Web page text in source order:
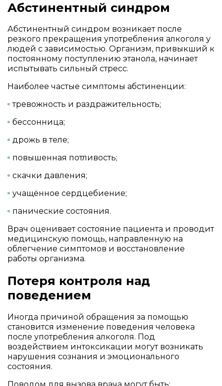
Абстинентный синдром
Абстинентный синдром возникает после
резкого прекращения употребления алкоголя у
людей с зависимостью. Организм, привыкший к
постоянному поступлению этанола, начинает
испытывать сильный стресс.
Наиболее частые симптомы абстиненции:
тревожность и раздражительность;
бессонница;
дрожь в теле;
повышенная потливость;
скачки давления;
учащённое сердцебиение;
панические состояния.
Врач оценивает состояние пациента и проводит
медицинскую помощь, направленную на
облегчение симптомов и восстановление
работы организма.
Потеря контроля над
поведением
Иногда причиной обращения за помощью
становится изменение поведения человека
после употребления алкоголя. Под
воздействием интоксикации могут возникать
нарушения сознания и эмоционального
состояния.